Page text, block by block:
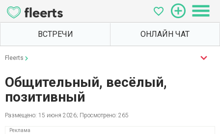
Fleerts
Общительный, весёлый,
позитивный
Размещено: 15 июня 2026; Просмотрено: 265